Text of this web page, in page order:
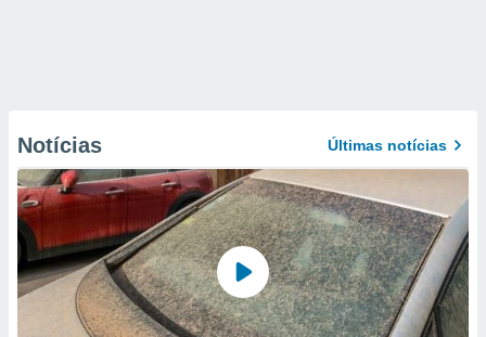
Notícias Últimas notícias